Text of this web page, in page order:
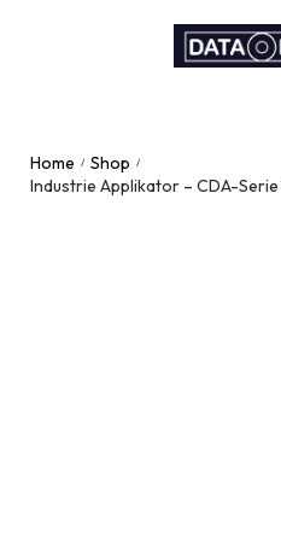
Home / Shop /
Industrie Applikator – CDA-